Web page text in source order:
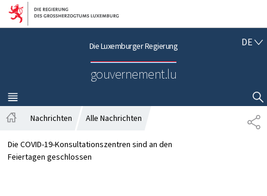
Zur Hauptnavigation
Zum Inhalt
Die Luxemburger Regierung
gouvernement.lu
DED
S
C
H
MENÜ
HAUPT-
SUCHFLED ANZEIGEN / SCHLIESSEN
T
E
t
a
Nachrichten Alle Nachrichten
Die COVID-19-Konsultationszentren sind an den
Feiertagen geschlossen